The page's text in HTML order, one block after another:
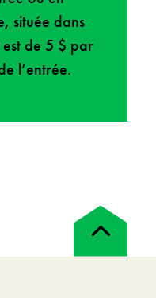
située dans
de 5 $ par
l’entrée.
Retour
en